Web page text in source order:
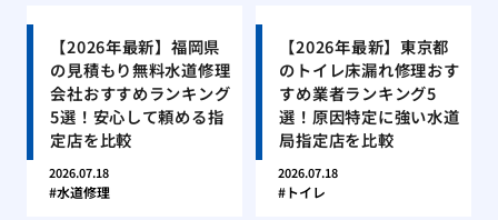
【2026年最新】福岡県
の見積もり無料水道修理
会社おすすめランキング
5選！安心して頼める指
定店を比較
2026.07.18
水道修理
【2026年最新】東京都
のトイレ床漏れ修理おす
すめ業者ランキング5
選！原因特定に強い水道
局指定店を比較
2026.07.18
トイレ